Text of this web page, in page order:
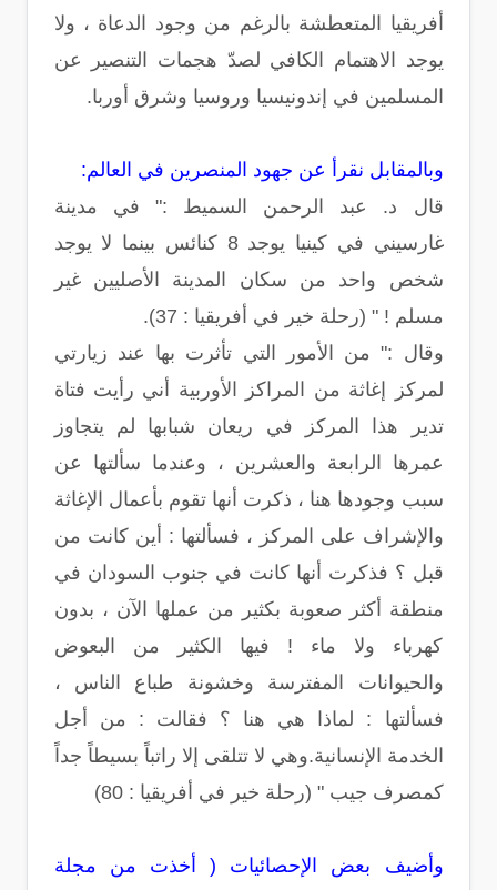
أفريقيا المتعطشة بالرغم من وجود الدعاة ، ولا
يوجد الاهتمام الكافي لصدّ هجمات التنصير عن
المسلمين في إندونيسيا وروسيا وشرق أوربا.
وبالمقابل نقرأ عن جهود المنصرين في العالم:
قال د. عبد الرحمن السميط :" في مدينة
غارسيني في كينيا يوجد 8 كنائس بينما لا يوجد
شخص واحد من سكان المدينة الأصليين غير
مسلم ! " (رحلة خير في أفريقيا : 37).
وقال :" من الأمور التي تأثرت بها عند زيارتي
لمركز إغاثة من المراكز الأوربية أني رأيت فتاة
تدير هذا المركز في ريعان شبابها لم يتجاوز
عمرها الرابعة والعشرين ، وعندما سألتها عن
سبب وجودها هنا ، ذكرت أنها تقوم بأعمال الإغاثة
والإشراف على المركز ، فسألتها : أين كانت من
قبل ؟ فذكرت أنها كانت في جنوب السودان في
منطقة أكثر صعوبة بكثير من عملها الآن ، بدون
كهرباء ولا ماء ! فيها الكثير من البعوض
والحيوانات المفترسة وخشونة طباع الناس ،
فسألتها : لماذا هي هنا ؟ فقالت : من أجل
الخدمة الإنسانية.وهي لا تتلقى إلا راتباً بسيطاً جداً
كمصرف جيب " (رحلة خير في أفريقيا : 80)
وأضيف بعض الإحصائيات ( أخذت من مجلة